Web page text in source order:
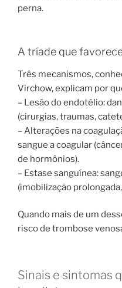
perna.
A tríade que
Três mecanismos,
Virchow, explicam por
– Lesão do endotélio:
(cirurgias, traumas,
– Alterações na
sangue a coagular
de hormônios).
– Estase sanguínea:
(imobilização
Quando mais de um
risco de trombose
Sinais e sintomas